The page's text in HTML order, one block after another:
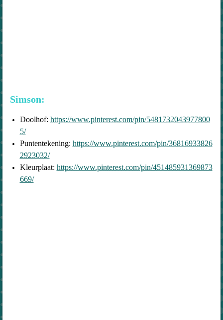
Simson:
Doolhof: https://www.pinterest.com/pin/5481732043977800
5/
Puntentekening: https://www.pinterest.com/pin/36816933826
2923032/
Kleurplaat: https://www.pinterest.com/pin/451485931369873
669/